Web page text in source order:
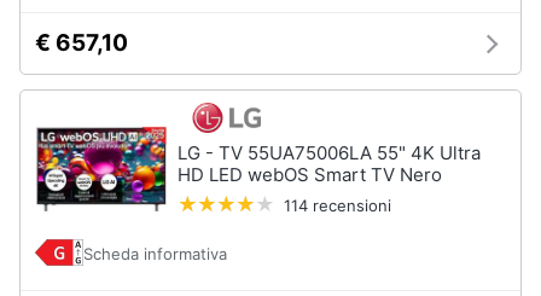
Brico
Giardinaggio
Salute
igiene
€ 657,10
LG - TV 55UA75006LA 55" 4K Ultra
HD LED webOS Smart TV Nero
114 recensioni
Scheda informativa